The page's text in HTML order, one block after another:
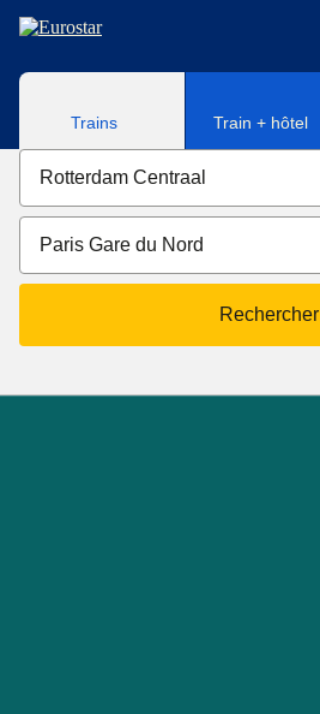
Aller au contenu principal
Trains Train + hôtel
Rechercher